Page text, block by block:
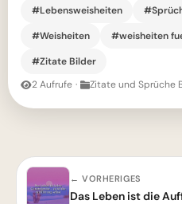
#Lebensweisheiten
#Weisheiten
#weisheiten
#Zitate Bilder
2 Aufrufe · Zitate und Sprüche
← VORHERIGES